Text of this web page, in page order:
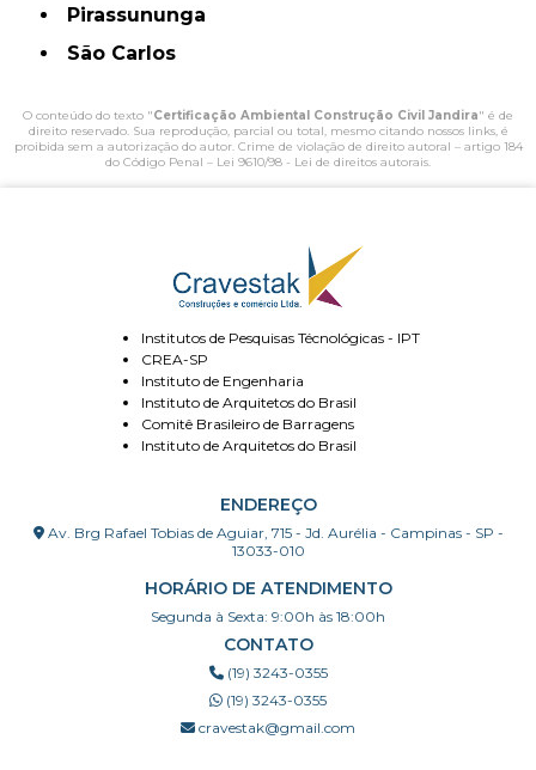
Pirassununga
São Carlos
O conteúdo do texto "Certificação Ambiental Construção Civil Jandira" é de
direito reservado. Sua reprodução, parcial ou total, mesmo citando nossos links, é
proibida sem a autorização do autor. Crime de violação de direito autoral – artigo 184
do Código Penal – Lei 9610/98 - Lei de direitos autorais.
Institutos de Pesquisas Técnológicas - IPT
CREA-SP
Instituto de Engenharia
Instituto de Arquitetos do Brasil
Comitê Brasileiro de Barragens
Instituto de Arquitetos do Brasil
ENDEREÇO
Av. Brg Rafael Tobias de Aguiar, 715 - Jd. Aurélia - Campinas - SP -
13033-010
HORÁRIO DE ATENDIMENTO
Segunda à Sexta: 9:00h às 18:00h
CONTATO
(19) 3243-0355
(19) 3243-0355
cravestak@gmail.com